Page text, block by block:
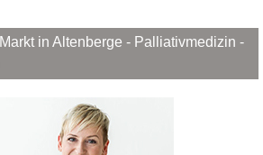
in Altenberge - Palliativmedizin -